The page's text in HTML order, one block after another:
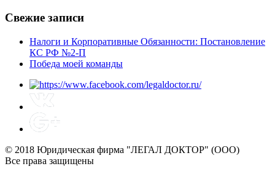
Свежие записи
Налоги и Корпоративные Обязанности: Постановление
КС РФ №2-П
Победа моей команды
© 2018 Юридическая фирма "ЛЕГАЛ ДОКТОР" (ООО)
Все права защищены